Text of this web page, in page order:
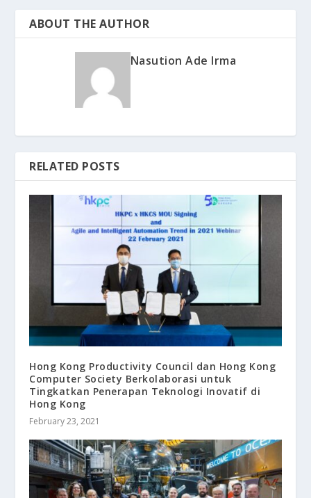
ABOUT THE AUTHOR
Nasution Ade Irma
RELATED POSTS
Hong Kong Productivity Council dan Hong Kong
Computer Society Berkolaborasi untuk
Tingkatkan Penerapan Teknologi Inovatif di
Hong Kong
February 23, 2021